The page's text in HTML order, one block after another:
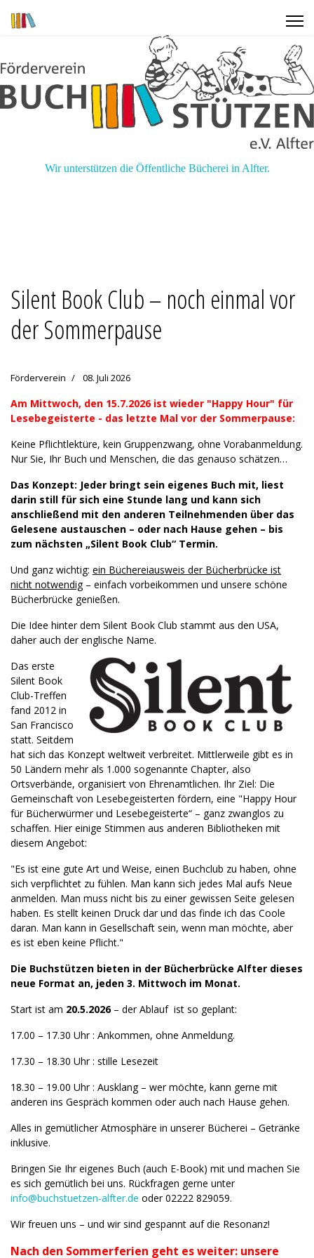
Wir unterstützen die Öffentliche Bücherei in Alfter.
Silent Book Club – noch einmal vor
der Sommerpause
Förderverein 08. Juli 2026
Am Mittwoch, den 15.7.2026 ist wieder "Happy Hour" für
Lesebegeisterte - das letzte Mal vor der Sommerpause:
Keine Pflichtlektüre, kein Gruppenzwang, ohne Vorabanmeldung.
Nur Sie, Ihr Buch und Menschen, die das genauso schätzen…
Das Konzept: Jeder bringt sein eigenes Buch mit, liest
darin still für sich eine Stunde lang und kann sich
anschließend mit den anderen Teilnehmenden über das
Gelesene austauschen – oder nach Hause gehen – bis
zum nächsten „Silent Book Club“ Termin.
Und ganz wichtig: ein Büchereiausweis der Bücherbrücke ist
nicht notwendig– einfach vorbeikommen und unsere schöne
Bücherbrücke genießen.
Die Idee hinter dem Silent Book Club stammt aus den USA,
daher auch der englische Name.
Das erste
Silent Book
Club-Treffen
fand 2012 in
San Francisco
statt. Seitdem
hat sich das Konzept weltweit verbreitet. Mittlerweile gibt es in
50 Ländern mehr als 1.000 sogenannte Chapter, also
Ortsverbände, organisiert von Ehrenamtlichen. Ihr Ziel: Die
Gemeinschaft von Lesebegeisterten fördern, eine "Happy Hour
für Bücherwürmer und Lesebegeisterte“ – ganz zwanglos zu
schaffen. Hier einige Stimmen aus anderen Bibliotheken mit
diesem Angebot:
"Es ist eine gute Art und Weise, einen Buchclub zu haben, ohne
sich verpflichtet zu fühlen. Man kann sich jedes Mal aufs Neue
anmelden. Man muss nicht bis zu einer gewissen Seite gelesen
haben. Es stellt keinen Druck dar und das finde ich das Coole
daran. Man kann in Gesellschaft sein, wenn man möchte, aber
es ist eben keine Pflicht."
Die Buchstützen bieten in der Bücherbrücke Alfter dieses
neue Format an, jeden 3. Mittwoch im Monat.
Start ist am 20.5.2026– der Ablauf ist so geplant:
17.00 – 17.30 Uhr : Ankommen, ohne Anmeldung.
17.30 – 18.30 Uhr : stille Lesezeit
18.30 – 19.00 Uhr : Ausklang – wer möchte, kann gerne mit
anderen ins Gespräch kommen oder auch nach Hause gehen.
Alles in gemütlicher Atmosphäre in unserer Bücherei – Getränke
inklusive.
Bringen Sie Ihr eigenes Buch (auch E-Book) mit und machen Sie
es sich gemütlich bei uns. Rückfragen gerne unter
info@buchstuetzen-alfter.de oder 02222 829059.
Wir freuen uns – und wir sind gespannt auf die Resonanz!
Nach den Sommerferien geht es weiter: unsere